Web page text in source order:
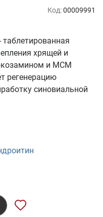
Код:00009991
таблетированная
хрящей и
и МСМ
регенерацию
синовиальной